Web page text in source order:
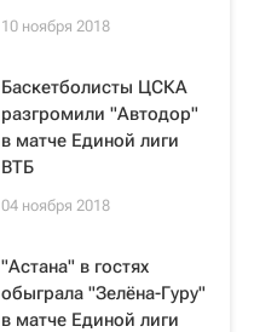
10 ноября 2018
Баскетболисты ЦСКА
разгромили "Автодор"
в матче Единой лиги
ВТБ
04 ноября 2018
"Астана" в гостях
обыграла "Зелёна-Гуру"
в матче Единой лиги